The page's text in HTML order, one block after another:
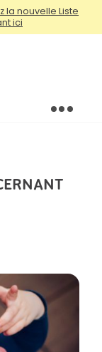
la nouvelle Liste
ici
Menu